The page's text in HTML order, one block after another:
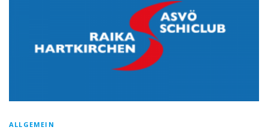
ALLGEMEIN